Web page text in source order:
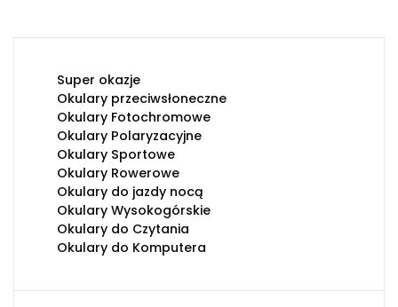
Super okazje
Okulary przeciwsłoneczne
Okulary Fotochromowe
Okulary Polaryzacyjne
Okulary Sportowe
Okulary Rowerowe
Okulary do jazdy nocą
Okulary Wysokogórskie
Okulary do Czytania
Okulary do Komputera